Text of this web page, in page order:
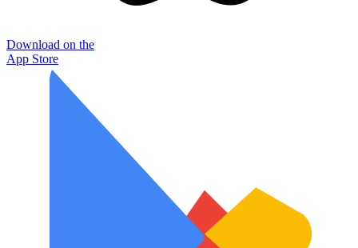
Download on the
App Store